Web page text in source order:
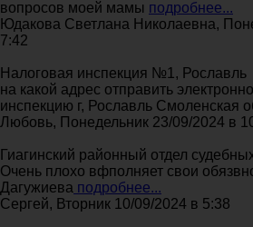
вопросов моей мамы подробнее...
Юдакова Светлана Николаевна,
7:42
Налоговая инспекция №1, Рославль
на какой адрес отправить
инспекцию г, Рославль Смоленская
Любовь, Понедельник 23/09/2024 в
Гиагинский районный отдел
Очень плохо вфполняет свои
Дагужиева подробнее...
Сергей, Вторник 10/09/2024 в 5:38